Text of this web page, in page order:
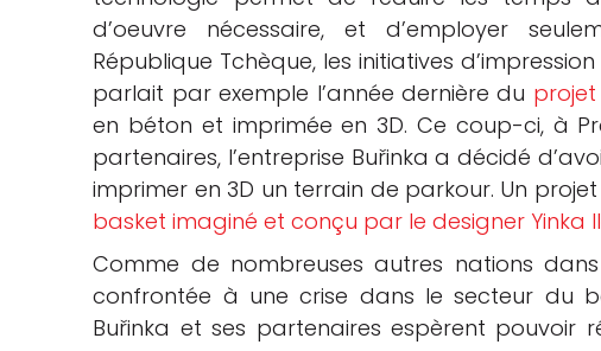
d’oeuvre nécessaire, et d’employer
République Tchèque, les initiatives
parlait par exemple l’année dernière du projet
en béton et imprimée en 3D. Ce coup-ci, à
partenaires, l’entreprise Buřinka a décidé
imprimer en 3D un terrain de parkour. Un
basket imaginé et conçu par le designer Yinka
Comme de nombreuses autres nations
confrontée à une crise dans le secteur du
Buřinka et ses partenaires espèrent pouvoir